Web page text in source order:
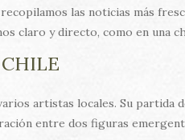
las noticias más
claro y directo, como en una
artistas locales. Su partida
entre dos figuras